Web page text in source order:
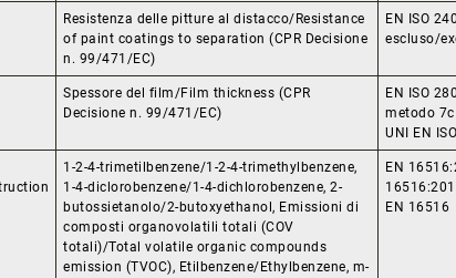
Resistenza delle pitture al distacco/Resistance
of paint coatings to separation (CPR Decisione
n. 99/471/EC)
EN ISO
escluso/
Spessore del film/Film thickness (CPR
Decisione n. 99/471/EC)
EN ISO
metodo 7c
UNI EN
1-2-4-trimetilbenzene/1-2-4-trimethylbenzene,
1-4-diclorobenzene/1-4-dichlorobenzene, 2-
butossietanolo/2-butoxyethanol, Emissioni di
composti organovolatili totali (COV
totali)/Total volatile organic compounds
emission (TVOC), Etilbenzene/Ethylbenzene, m-
EN
EN 16516